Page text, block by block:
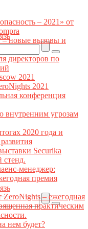
– 2021» от
– новые вызовы и
директоров по
2021
2021
конференция
угрозам
2020 года и
Securika
стенд.
менеджер:
премия
ZeroNights – ежегодная
практическим
нем будет?